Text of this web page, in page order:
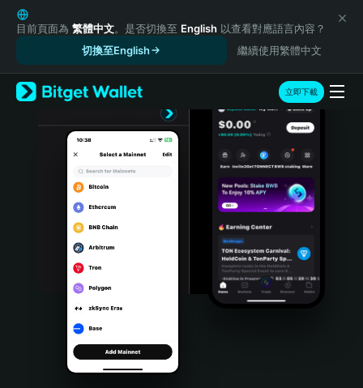
English
日本語
Русский
Español (Latinoamérica)
Türkçe
Português (Portugal)
Bahasa Indonesia
Português (Brasil)
Español (Argentina)
目前頁面為 繁體中文。是否切換至 English 以查看對應語言內容？
切換至English
繼續使用繁體中文
立即下載